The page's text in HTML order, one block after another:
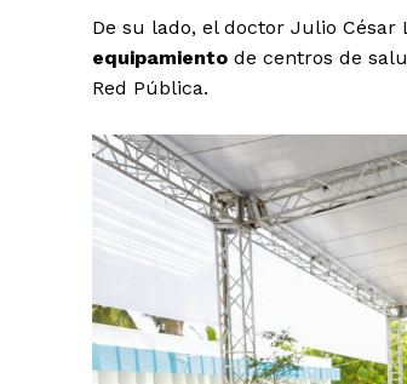
De su lado, el doctor Julio
equipamiento de centros de
Red Pública.